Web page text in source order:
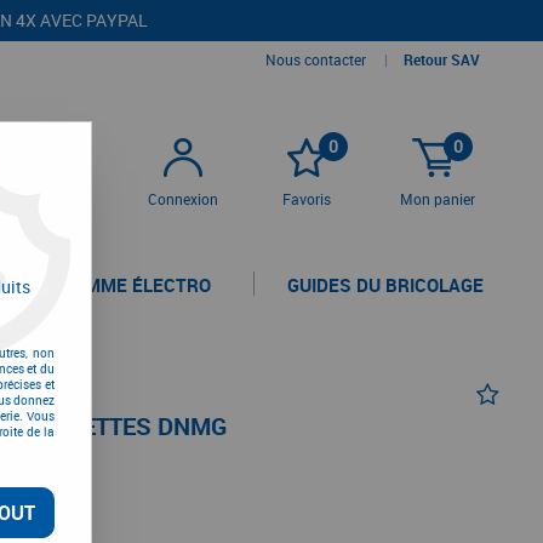
4X AVEC PAYPAL
Nous contacter | Retour SAV
Connexion
0
Favoris
0
Mon panier
LA GAMME ÉLECTRO GUIDES DU BRICOLAGE
DNMG
non
et du
et
donnez
Vous
de la